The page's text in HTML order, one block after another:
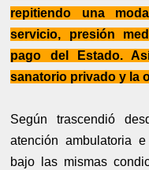
repitiendo una
servicio, presión
pago del Estado.
sanatorio privado y la
Según trascendió
atención ambulatoria
bajo las mismas